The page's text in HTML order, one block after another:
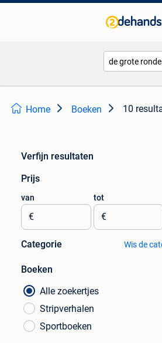
Home Boeken 10
Verfijn resultaten
Prijs
van
€
tot
€
Categorie Wis de
Boeken
Alle zoekertjes
Stripverhalen
Sportboeken